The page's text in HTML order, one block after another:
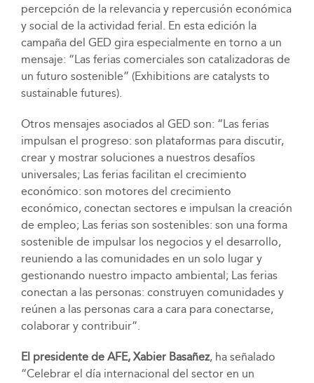
percepción de la relevancia y repercusión económica
y social de la actividad ferial. En esta edición la
campaña del GED gira especialmente en torno a un
mensaje: “Las ferias comerciales son catalizadoras de
un futuro sostenible” (Exhibitions are catalysts to
sustainable futures).
Otros mensajes asociados al GED son: “Las ferias
impulsan el progreso: son plataformas para discutir,
crear y mostrar soluciones a nuestros desafíos
universales; Las ferias facilitan el crecimiento
económico: son motores del crecimiento
económico, conectan sectores e impulsan la creación
de empleo; Las ferias son sostenibles: son una forma
sostenible de impulsar los negocios y el desarrollo,
reuniendo a las comunidades en un solo lugar y
gestionando nuestro impacto ambiental; Las ferias
conectan a las personas: construyen comunidades y
reúnen a las personas cara a cara para conectarse,
colaborar y contribuir”.
El presidente de AFE, Xabier Basañez, ha señalado
“Celebrar el día internacional del sector en un